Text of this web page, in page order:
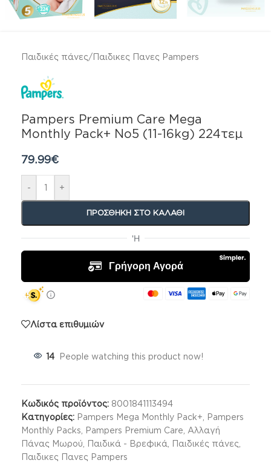
Παιδικές πάνες/Παιδικες Πανες Pampers
Pampers Premium Care Mega
Monthly Pack+ Νο5 (11-16kg) 224τεμ
79.99€
- +
ΠΡΟΣΘΉΚΗ ΣΤΟ ΚΑΛΆΘΙ
Λίστα επιθυμιών
14 People watching this product now!
Κωδικός προϊόντος: 8001841113494
Κατηγορίες: Pampers Mega Monthly Pack+, Pampers
Monthly Packs, Pampers Premium Care, Αλλαγή
Πάνας Μωρού, Παιδικά - Βρεφικά, Παιδικές πάνες,
Παιδικες Πανες Pampers